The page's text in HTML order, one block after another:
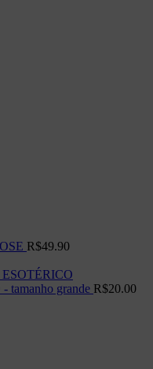
R$49.90
tamanho grande R$20.00